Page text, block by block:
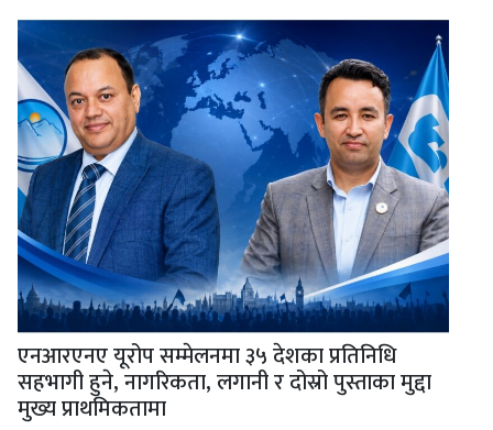
एनआरएनए यूरोप सम्मेलनमा ३५ देशका प्रतिनिधि
सहभागी हुने, नागरिकता, लगानी र दोस्रो पुस्ताका मुद्दा
मुख्य प्राथमिकतामा